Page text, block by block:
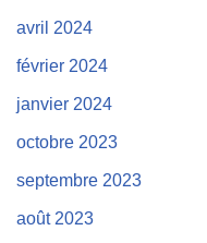
avril 2024
février 2024
janvier 2024
octobre 2023
septembre 2023
août 2023